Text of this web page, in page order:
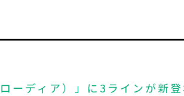
ーディア）」に3ラインが新登